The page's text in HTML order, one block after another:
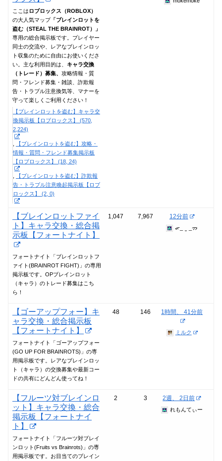
ここは ロブロックス（ROBLOX）
の大人気マップ「ブレインロットを
盗む（STEAL THE BRAINROT）」
専用の総合掲示板です。プレイヤー
同士の交流や、レアなブレインロッ
ト収集のために自由にお使いくださ
い。主な利用目的は、 キャラ交換
（トレード）募集、 攻略情報・質
問・フレンド募集・雑談、詐欺報
告・トラブル注意換気等、マナーを
守って楽しくご利用ください！
【ブレインロットを盗む】キャラ交
換掲示板【ロブロックス】 (570,
2,224)
【ブレインロットを盗む】攻略・
情報・質問・フレンド募集掲示板
【ロブロックス】 (18, 24)
【ブレインロットを盗む】詐欺報
告・トラブル注意喚起掲示板【ロブ
ロックス】 (2, 0)
【ブレインロットファイ
ト】キャラ交換・総合掲
示板【フォートナイト】
フォートナイト「ブレインロットフ
ァイト(BRAINROT FIGHT)」の専用
掲示板です。OPブレインロット
（キャラ）のトレード募集はこち
ら！
1,047 7,967 12分前
ᯠ_ ̫ _ᯄ
【ゴーアップフォー】キ
ャラ交換・総合掲示板
【フォートナイト】
フォートナイト「ゴーアップフォー
(GO UP FOR BRAINROTS)」の専
用掲示板です。レアなブレインロッ
ト（キャラ）の交換募集や最新コー
ドの共有にどんどん使ってね！
48 146 1時間、 41分前
ミルク
【フルーツ対ブレインロ
ット】キャラ交換・総合
掲示板【フォートナイ
ト】
フォートナイト「フルーツ対ブレイ
ンロット(Fruits vs Brainrots)」の専
用掲示板です。お目当てのブレイン
2 3 2週、 2日前
れもんてぃー